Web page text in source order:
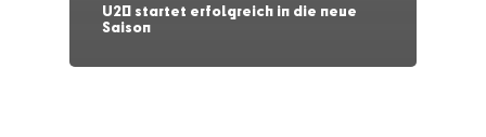
U20 startet erfolgreich in die neue
Saison